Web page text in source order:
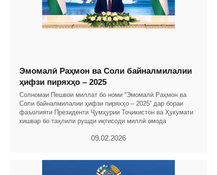
Эмомалӣ Раҳмон ва Соли байналмилалии
ҳифзи пиряхҳо – 2025
Солномаи Пешвои миллат бо номи “Эмомалӣ Раҳмон ва
Соли байналмилалии ҳифзи пиряхҳо – 2025” дар бораи
фаъолияти Президенти Ҷумҳурии Тоҷикистон ва Ҳукумати
кишвар бо таҳлили рушди иқтисоди миллӣ омода
09.02.2026